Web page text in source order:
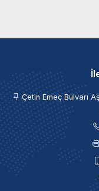
Çetin Emeç Bulvarı